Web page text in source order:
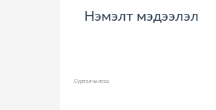
Нэмэлт мэдээлэл
Сурталчилгаа